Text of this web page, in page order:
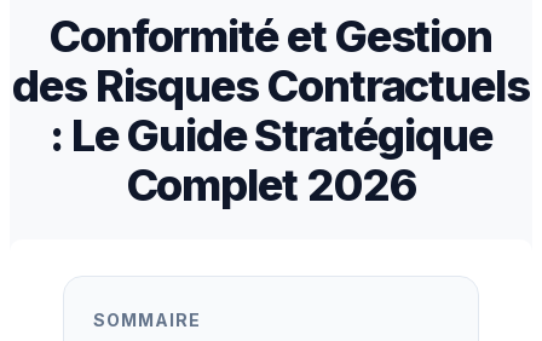
Conformité et Gestion
des Risques Contractuels
: Le Guide Stratégique
Complet 2026
SOMMAIRE